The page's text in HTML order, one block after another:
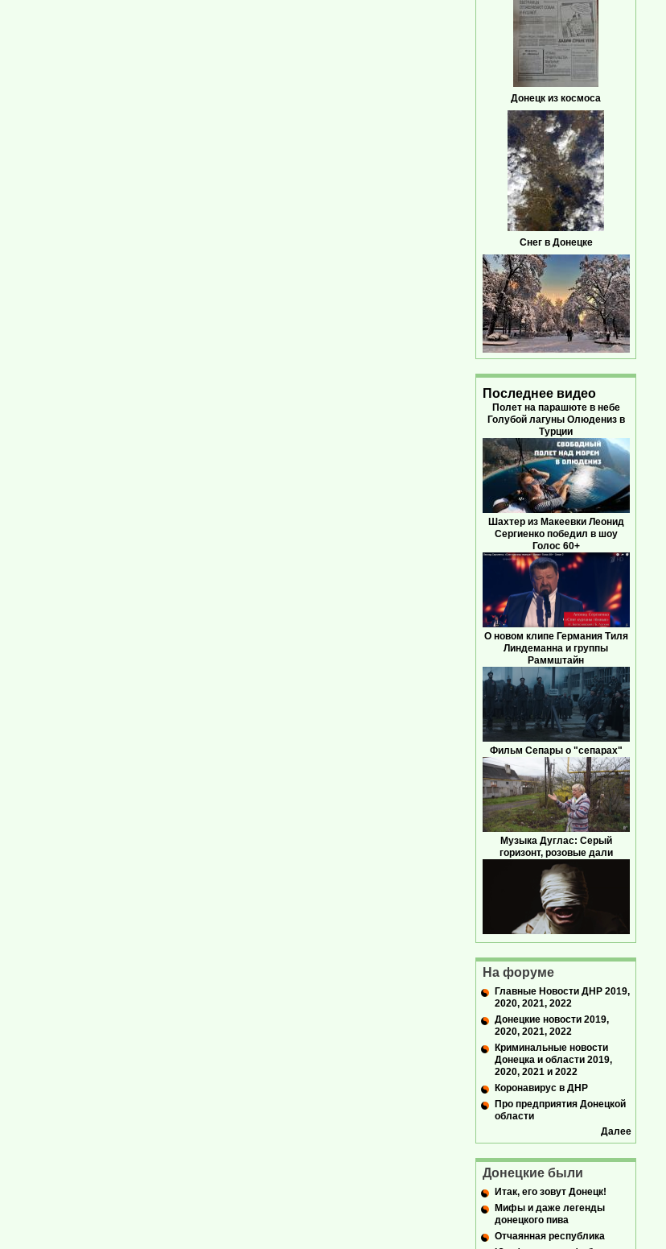
Донецк из космоса
Снег в Донецке
Последнее видео
Полет на парашюте в небе
Голубой лагуны Олюдениз в
Турции
Шахтер из Макеевки Леонид
Сергиенко победил в шоу
Голос 60+
О новом клипе Германия Тиля
Линдеманна и группы
Раммштайн
Фильм Сепары о "сепарах"
Музыка Дуглас: Серый
горизонт, розовые дали
На форуме
Главные Новости ДНР 2019,
2020, 2021, 2022
Донецкие новости 2019,
2020, 2021, 2022
Криминальные новости
Донецка и области 2019,
2020, 2021 и 2022
Коронавирус в ДНР
Про предприятия Донецкой
области
Далее
Донецкие были
Итак, его зовут Донецк!
Мифы и даже легенды
донецкого пива
Отчаянная республика